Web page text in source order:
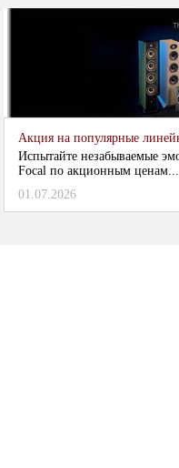
Акция на популярные
Испытайте незабываемые
Focal по акционным
01.07.2026